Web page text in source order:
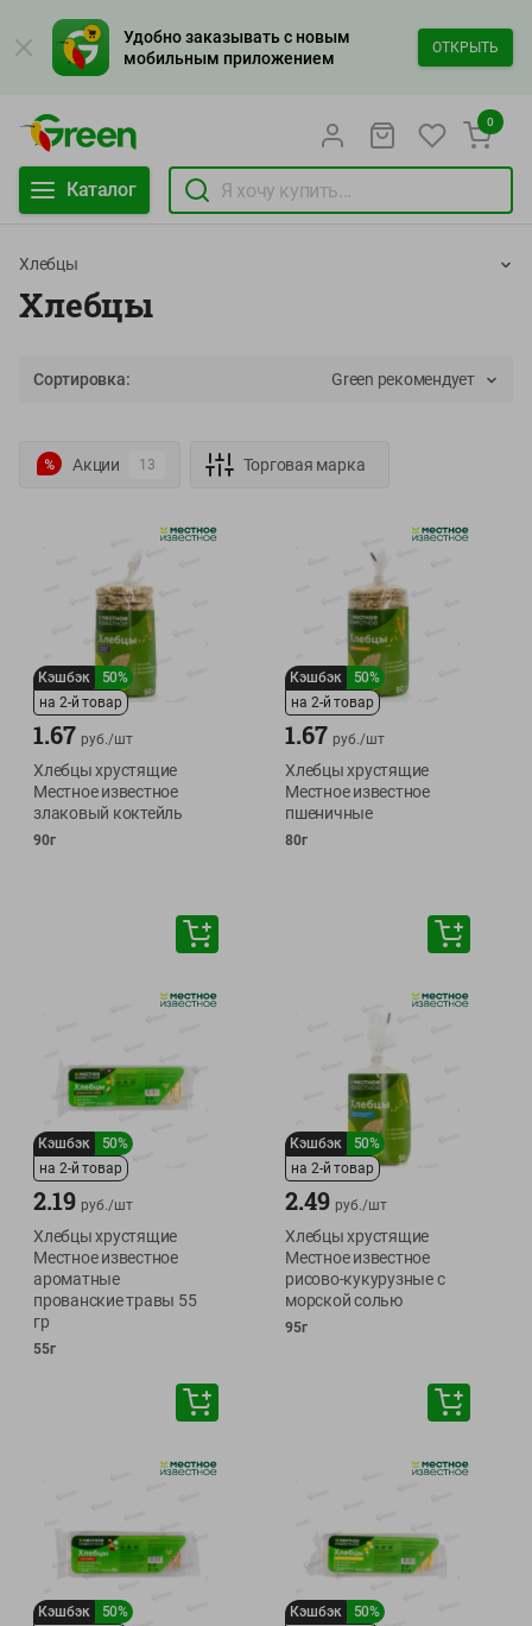
Удобно заказывать с новым
мобильным приложением
ОТКРЫТЬ
Каталог
0
Хлебцы
Хлебцы
Сортировка: Green рекомендует
Акции 13 Торговая марка
Кэшбэк
50%
на 2-й товар
1.67 руб./шт
Хлебцы хрустящие
Местное известное
злаковый коктейль
90г
Кэшбэк
50%
на 2-й товар
1.67 руб./шт
Хлебцы хрустящие
Местное известное
пшеничные
80г
Кэшбэк
50%
на 2-й товар
2.19 руб./шт
Хлебцы хрустящие
Местное известное
ароматные
прованские травы 55
гр
55г
Кэшбэк
50%
на 2-й товар
2.49 руб./шт
Хлебцы хрустящие
Местное известное
рисово-кукурузные с
морской солью
95г
Кэшбэк
50%
Кэшбэк
50%